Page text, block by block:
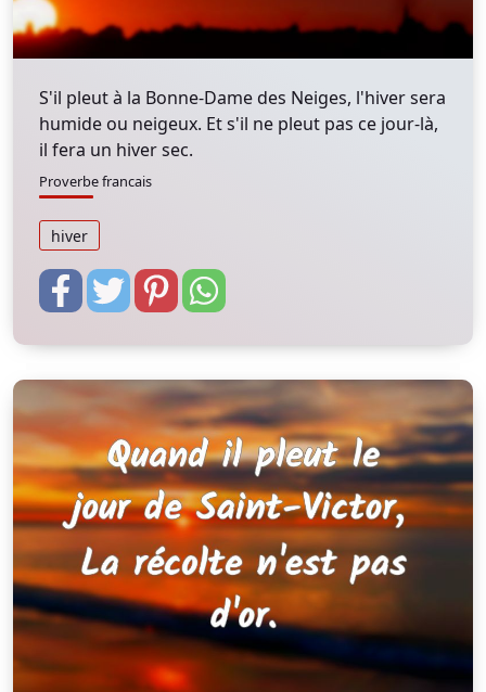
S'il pleut à la Bonne-Dame des Neiges, l'hiver sera
humide ou neigeux. Et s'il ne pleut pas ce jour-là,
il fera un hiver sec.
Proverbe francais
hiver